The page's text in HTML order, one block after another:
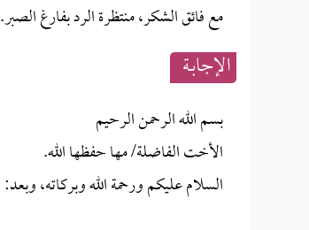
مع فائق الشكر، منتظرة الرد بفارغ الصبر.
الإجابــة
بسم الله الرحمن الرحيم
الأخت الفاضلة/ مها حفظها الله.
السلام عليكم ورحمة الله وبركاته، وبعد: